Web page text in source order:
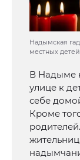
Надымская
местных
В Надыме
улице к
себе
Кроме